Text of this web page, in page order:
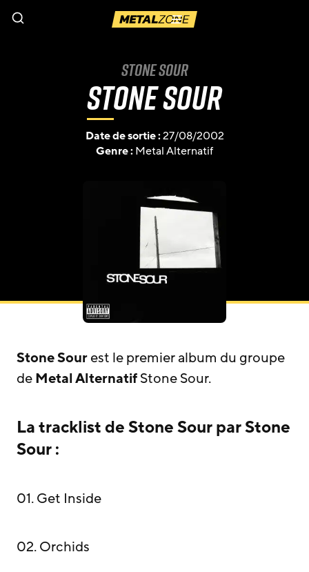
Menu
Stone Sour
Stone Sour
Date de sortie :27/08/2002
Genre :Metal Alternatif
Stone Sourest le premier album du groupe
deMetal AlternatifStone Sour.
La tracklist de Stone Sour par Stone
Sour :
01. Get Inside
02. Orchids